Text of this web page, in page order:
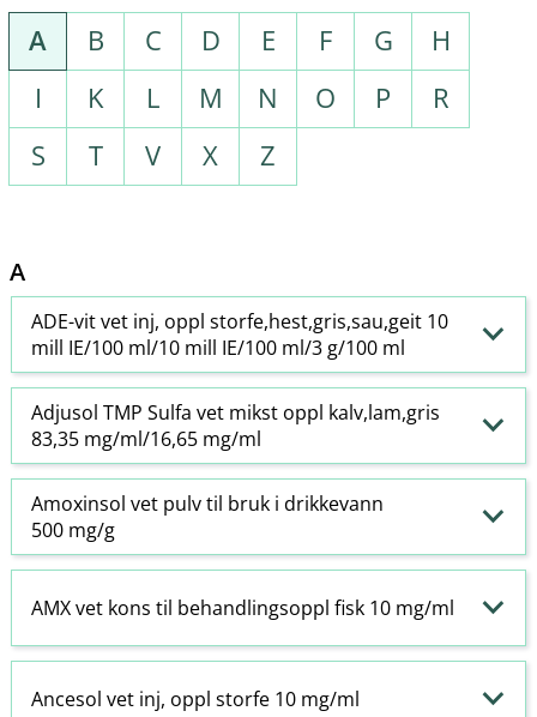
A B C D E F G
H
I
K L M N O P
R
S
T V X Z
A
ADE-vit vet inj, oppl storfe,hest,gris,sau,geit 10
mill IE/100 ml/10 mill IE/100 ml/3 g/100 ml
Adjusol TMP Sulfa vet mikst oppl kalv,lam,gris
83,35 mg/ml/16,65 mg/ml
Amoxinsol vet pulv til bruk i drikkevann
500 mg/g
AMX vet kons til behandlingsoppl fisk 10 mg/ml
Ancesol vet inj, oppl storfe 10 mg/ml